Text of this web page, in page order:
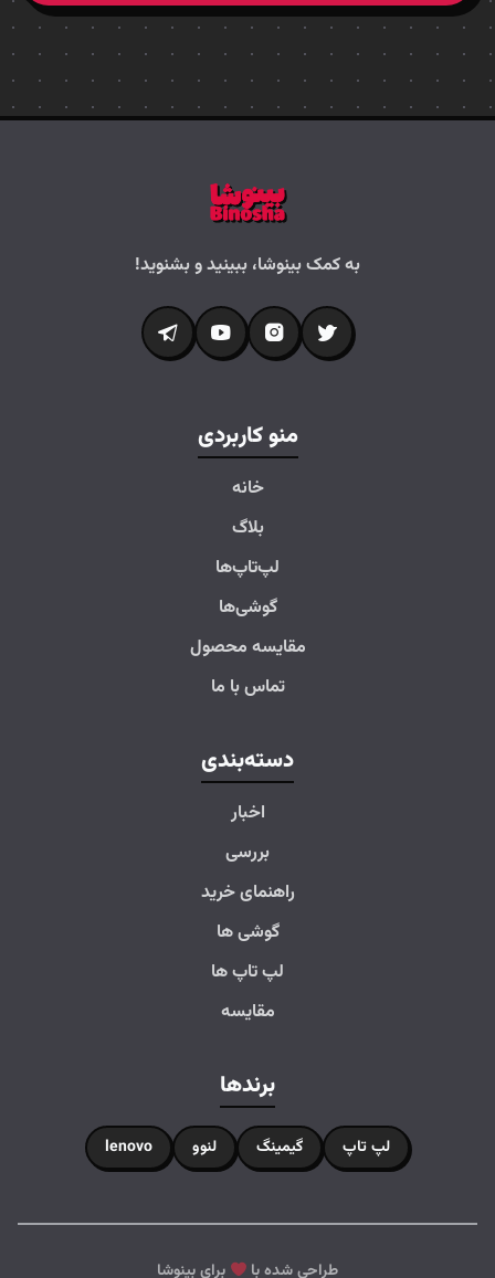
به کمک بینوشا، ببینید و بشنوید!
منو کاربردی
خانه
بلاگ
لپ‌تاپ‌ها
گوشی‌ها
مقایسه محصول
تماس با ما
دسته‌بندی
اخبار
بررسی
راهنمای خرید
گوشی ها
لپ تاپ ها
مقایسه
برندها
لپ تاپ گیمینگ لنوو lenovo
طراحی شده با برای بینوشا